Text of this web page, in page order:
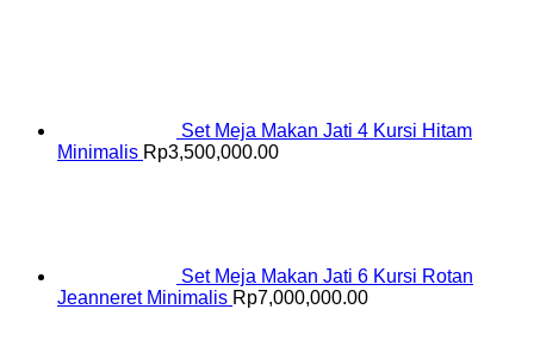
Set Meja Makan Jati 4 Kursi Hitam
Minimalis Rp3,500,000.00
Set Meja Makan Jati 6 Kursi Rotan
Jeanneret Minimalis Rp7,000,000.00